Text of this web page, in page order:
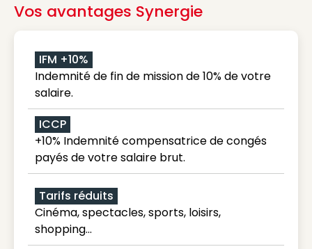
Vos avantages Synergie
IFM +10%
Indemnité de fin de mission de 10% de votre
salaire.
ICCP
+10% Indemnité compensatrice de congés
payés de votre salaire brut.
Tarifs réduits
Cinéma, spectacles, sports, loisirs,
shopping...